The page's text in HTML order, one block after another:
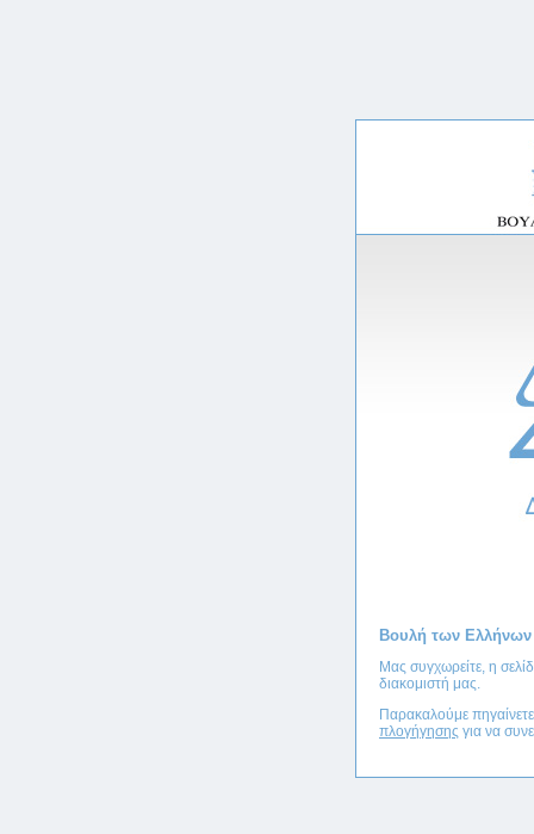
Βουλή των Ελλήνων
Μας συγχωρείτε, η
διακομιστή μας.
Παρακαλούμε
πλογήγησης για να